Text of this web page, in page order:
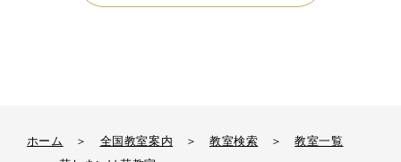
ホーム ＞ 全国教室案内 ＞ 教室検索 ＞
教室一覧